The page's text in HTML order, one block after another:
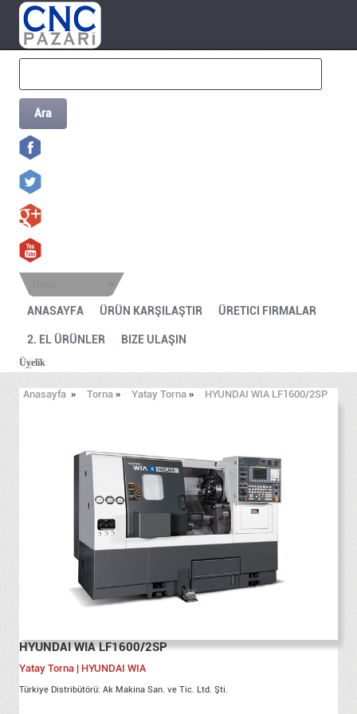
Ara
ANASAYFA ÜRÜN KARŞILAŞTIR ÜRETICI FIRMALAR
2. EL ÜRÜNLER BIZE ULAŞIN
Üyelik
Anasayfa » Torna » Yatay Torna » HYUNDAI WIA LF1600/2SP
HYUNDAI WIA LF1600/2SP
Yatay Torna | HYUNDAI WIA
Türkiye Distribütörü: Ak Makina San. ve Tic. Ltd. Şti.